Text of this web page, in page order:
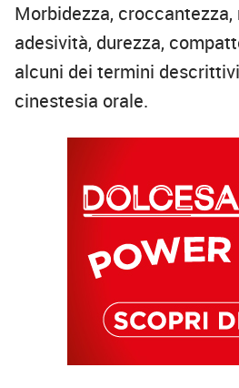
Morbidezza, croccantezza,
adesività, durezza,
alcuni dei termini
cinestesia orale.